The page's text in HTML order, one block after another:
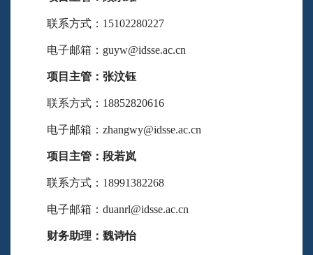
联系方式：15102280227
电子邮箱：guyw@idsse.ac.cn
项目主管：张汶钰
联系方式：18852820616
电子邮箱：zhangwy@idsse.ac.cn
项目主管：段若岚
联系方式：18991382268
电子邮箱：duanrl@idsse.ac.cn
财务助理：魏诗怡